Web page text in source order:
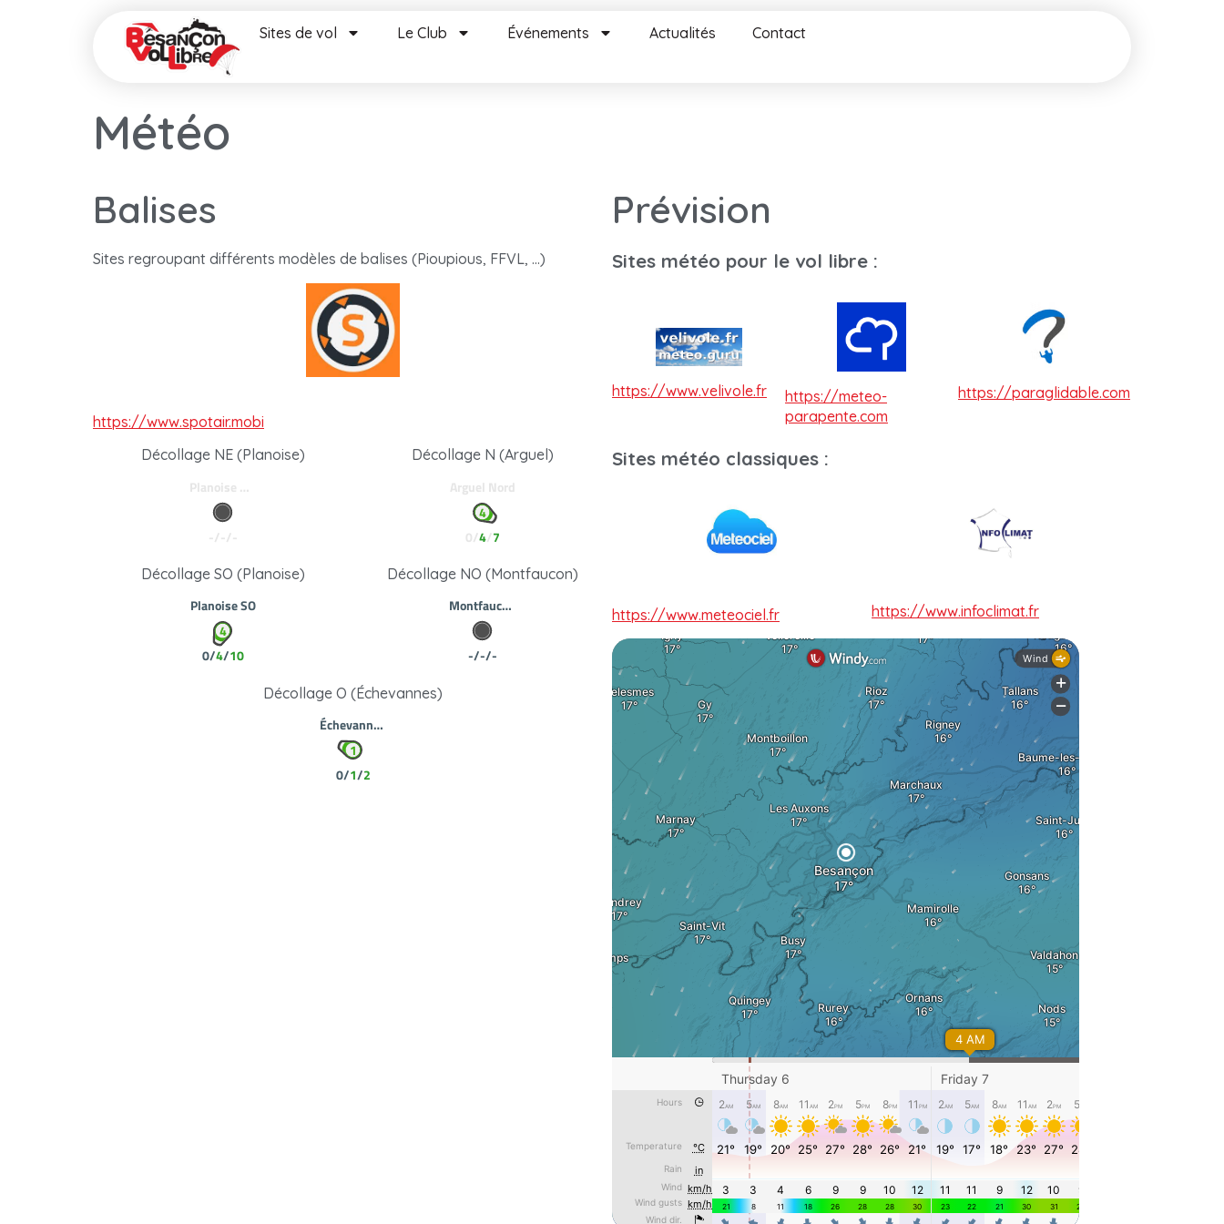
Sites de vol Le Club Événements Actualités Contact
Météo
Balises
Sites regroupant différents modèles de balises (Pioupious, FFVL, …)
https://www.spotair.mobi
Décollage NE (Planoise)
Décollage N (Arguel)
Décollage SO (Planoise) Décollage NO (Montfaucon)
Décollage O (Échevannes)
Prévision
Sites météo pour le vol libre :
https://www.velivole.fr
https://meteo-
parapente.com
https://paraglidable.com
Sites météo classiques :
https://www.meteociel.fr https://www.infoclimat.fr